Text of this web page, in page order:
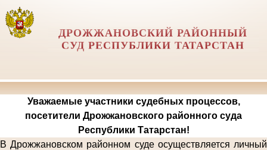
ДРОЖЖАНОВСКИЙ РАЙОННЫЙ
СУД РЕСПУБЛИКИ ТАТАРСТАН
Уважаемые участники судебных процессов,
посетители Дрожжановского районного суда
Республики Татарстан!
В Дрожжановском районном суде осуществляется личный